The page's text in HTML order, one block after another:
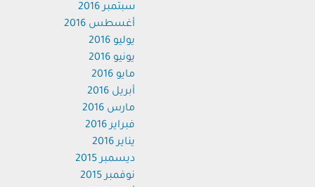
سبتمبر 2016
أغسطس 2016
يوليو 2016
يونيو 2016
مايو 2016
أبريل 2016
مارس 2016
فبراير 2016
يناير 2016
ديسمبر 2015
نوفمبر 2015